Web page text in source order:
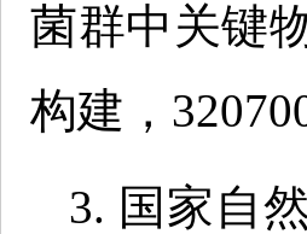
菌群中关键
构建，
3. 国家自